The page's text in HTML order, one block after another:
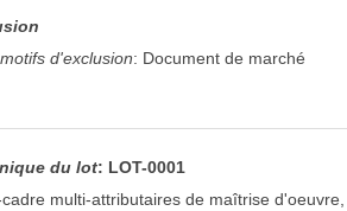
d'exclusion: Document de marché
du lot: LOT-0001
multi-attributaires de maîtrise